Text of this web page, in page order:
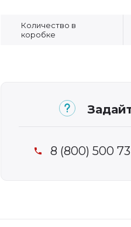
Количество в
коробке
8 (800) 500